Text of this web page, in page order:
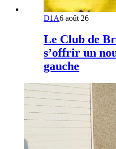
D1A6 août 26
Le Club de
s’offrir un
gauche